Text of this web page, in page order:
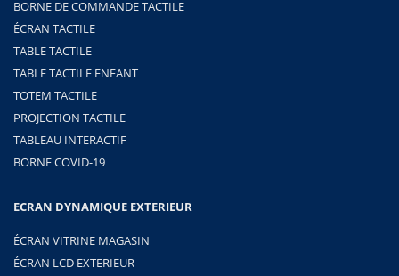
BORNE DE COMMANDE TACTILE
ÉCRAN TACTILE
TABLE TACTILE
TABLE TACTILE ENFANT
TOTEM TACTILE
PROJECTION TACTILE
TABLEAU INTERACTIF
BORNE COVID-19
ECRAN DYNAMIQUE EXTERIEUR
ÉCRAN VITRINE MAGASIN
ÉCRAN LCD EXTERIEUR